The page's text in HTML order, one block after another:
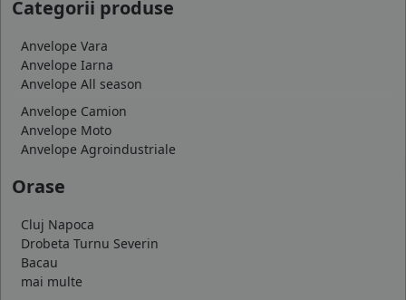
Categorii produse
Anvelope Vara
Anvelope Iarna
Anvelope All season
Anvelope Camion
Anvelope Moto
Anvelope Agroindustriale
Orase
Cluj Napoca
Drobeta Turnu Severin
Bacau
mai multe